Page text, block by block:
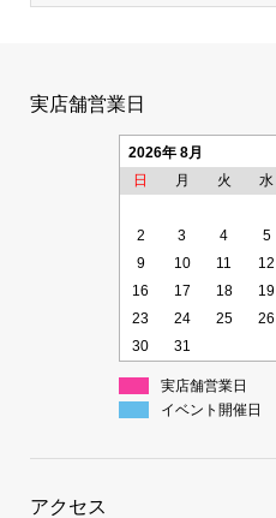
実店舗営業日
2026年 8月
日
月 火 水
2
3 4 5
9
10 11 12
16
17 18 19
23
24 25 26
30
31
実店舗営業日
イベント開催日
アクセス